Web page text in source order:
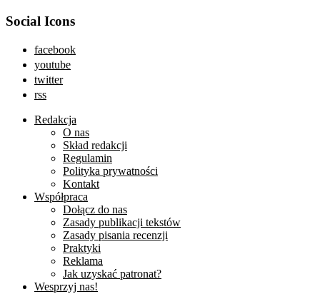
Social Icons
facebook
youtube
twitter
rss
Redakcja
O nas
Skład redakcji
Regulamin
Polityka prywatności
Kontakt
Współpraca
Dołącz do nas
Zasady publikacji tekstów
Zasady pisania recenzji
Praktyki
Reklama
Jak uzyskać patronat?
Wesprzyj nas!